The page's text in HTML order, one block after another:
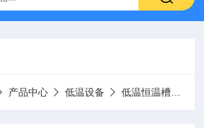
产品中心 低温设备 低温恒温槽